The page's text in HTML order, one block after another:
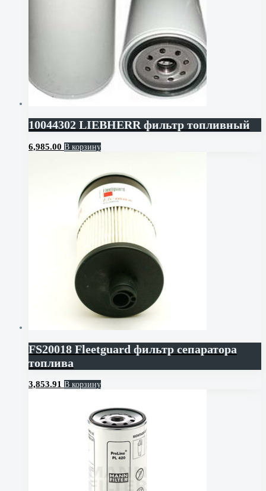
10044302 LIEBHERR фильтр топливный
6,985.00 В корзину
FS20018 Fleetguard фильтр сепаратора
топлива
3,853.91 В корзину